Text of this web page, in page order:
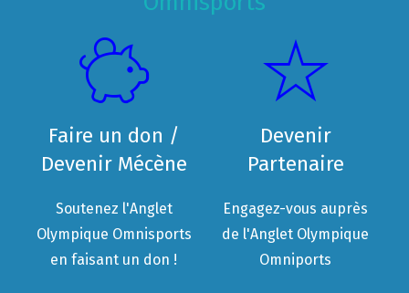
Faire un don /
Devenir Mécène
Soutenez l'Anglet
Olympique Omnisports
en faisant un don !
Devenir
Partenaire
Engagez-vous auprès
de l'Anglet Olympique
Omniports